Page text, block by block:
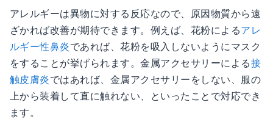
アレルギーは異物に対する反応なので、原因物質から遠
ざかれば改善が期待できます。例えば、花粉によるアレ
ルギー性鼻炎であれば、花粉を吸入しないようにマスク
をすることが挙げられます。金属アクセサリーによる接
触皮膚炎ではあれば、金属アクセサリーをしない、服の
上から装着して直に触れない、といったことで対応でき
ます。